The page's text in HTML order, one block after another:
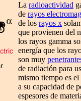
La radioactividad
de rayos
de los rayos x
que provienen del
los rayos gamma
energía que los
son muy
de radiación para
mismo tiempo es
a su capacidad de
espesores de